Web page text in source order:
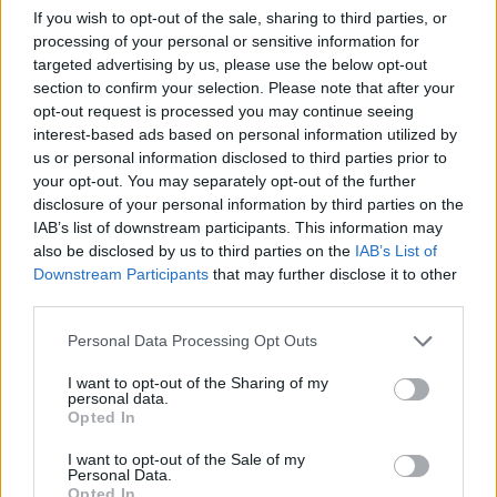
If you wish to opt-out of the sale, sharing to third parties, or
processing of your personal or sensitive information for
targeted advertising by us, please use the below opt-out
section to confirm your selection. Please note that after your
opt-out request is processed you may continue seeing
interest-based ads based on personal information utilized by
us or personal information disclosed to third parties prior to
your opt-out. You may separately opt-out of the further
disclosure of your personal information by third parties on the
IAB’s list of downstream participants. This information may
also be disclosed by us to third parties on the IAB’s List of
Downstream Participants that may further disclose it to other
Personal Data Processing Opt Outs
I want to opt-out of the Sharing of my
personal data.
Opted In
I want to opt-out of the Sale of my
Personal Data.
Opted In
AUDIENCIAS ESTRENOS STREAMING
GENTE TV CONCURSOS REALITIES
Ver perfil
@teletextopuntocom Ver perfil
en Streaming ⚽🍿🏀